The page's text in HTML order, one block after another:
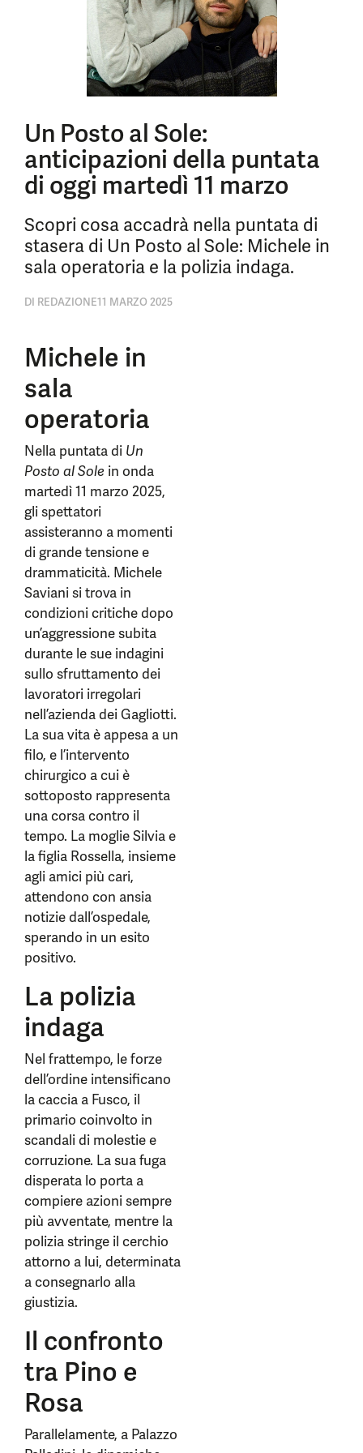
Un Posto al Sole:
anticipazioni della puntata
di oggi martedì 11 marzo
Scopri cosa accadrà nella puntata di
stasera di Un Posto al Sole: Michele in
sala operatoria e la polizia indaga.
DI REDAZIONE11 MARZO 2025
Michele in
sala
operatoria
Nella puntata di Un
Posto al Sole in onda
martedì 11 marzo 2025,
gli spettatori
assisteranno a momenti
di grande tensione e
drammaticità. Michele
Saviani si trova in
condizioni critiche dopo
un’aggressione subita
durante le sue indagini
sullo sfruttamento dei
lavoratori irregolari
nell’azienda dei Gagliotti.
La sua vita è appesa a un
filo, e l’intervento
chirurgico a cui è
sottoposto rappresenta
una corsa contro il
tempo. La moglie Silvia e
la figlia Rossella, insieme
agli amici più cari,
attendono con ansia
notizie dall’ospedale,
sperando in un esito
positivo.
La polizia
indaga
Nel frattempo, le forze
dell’ordine intensificano
la caccia a Fusco, il
primario coinvolto in
scandali di molestie e
corruzione. La sua fuga
disperata lo porta a
compiere azioni sempre
più avventate, mentre la
polizia stringe il cerchio
attorno a lui, determinata
a consegnarlo alla
giustizia.
Il confronto
tra Pino e
Rosa
Parallelamente, a Palazzo